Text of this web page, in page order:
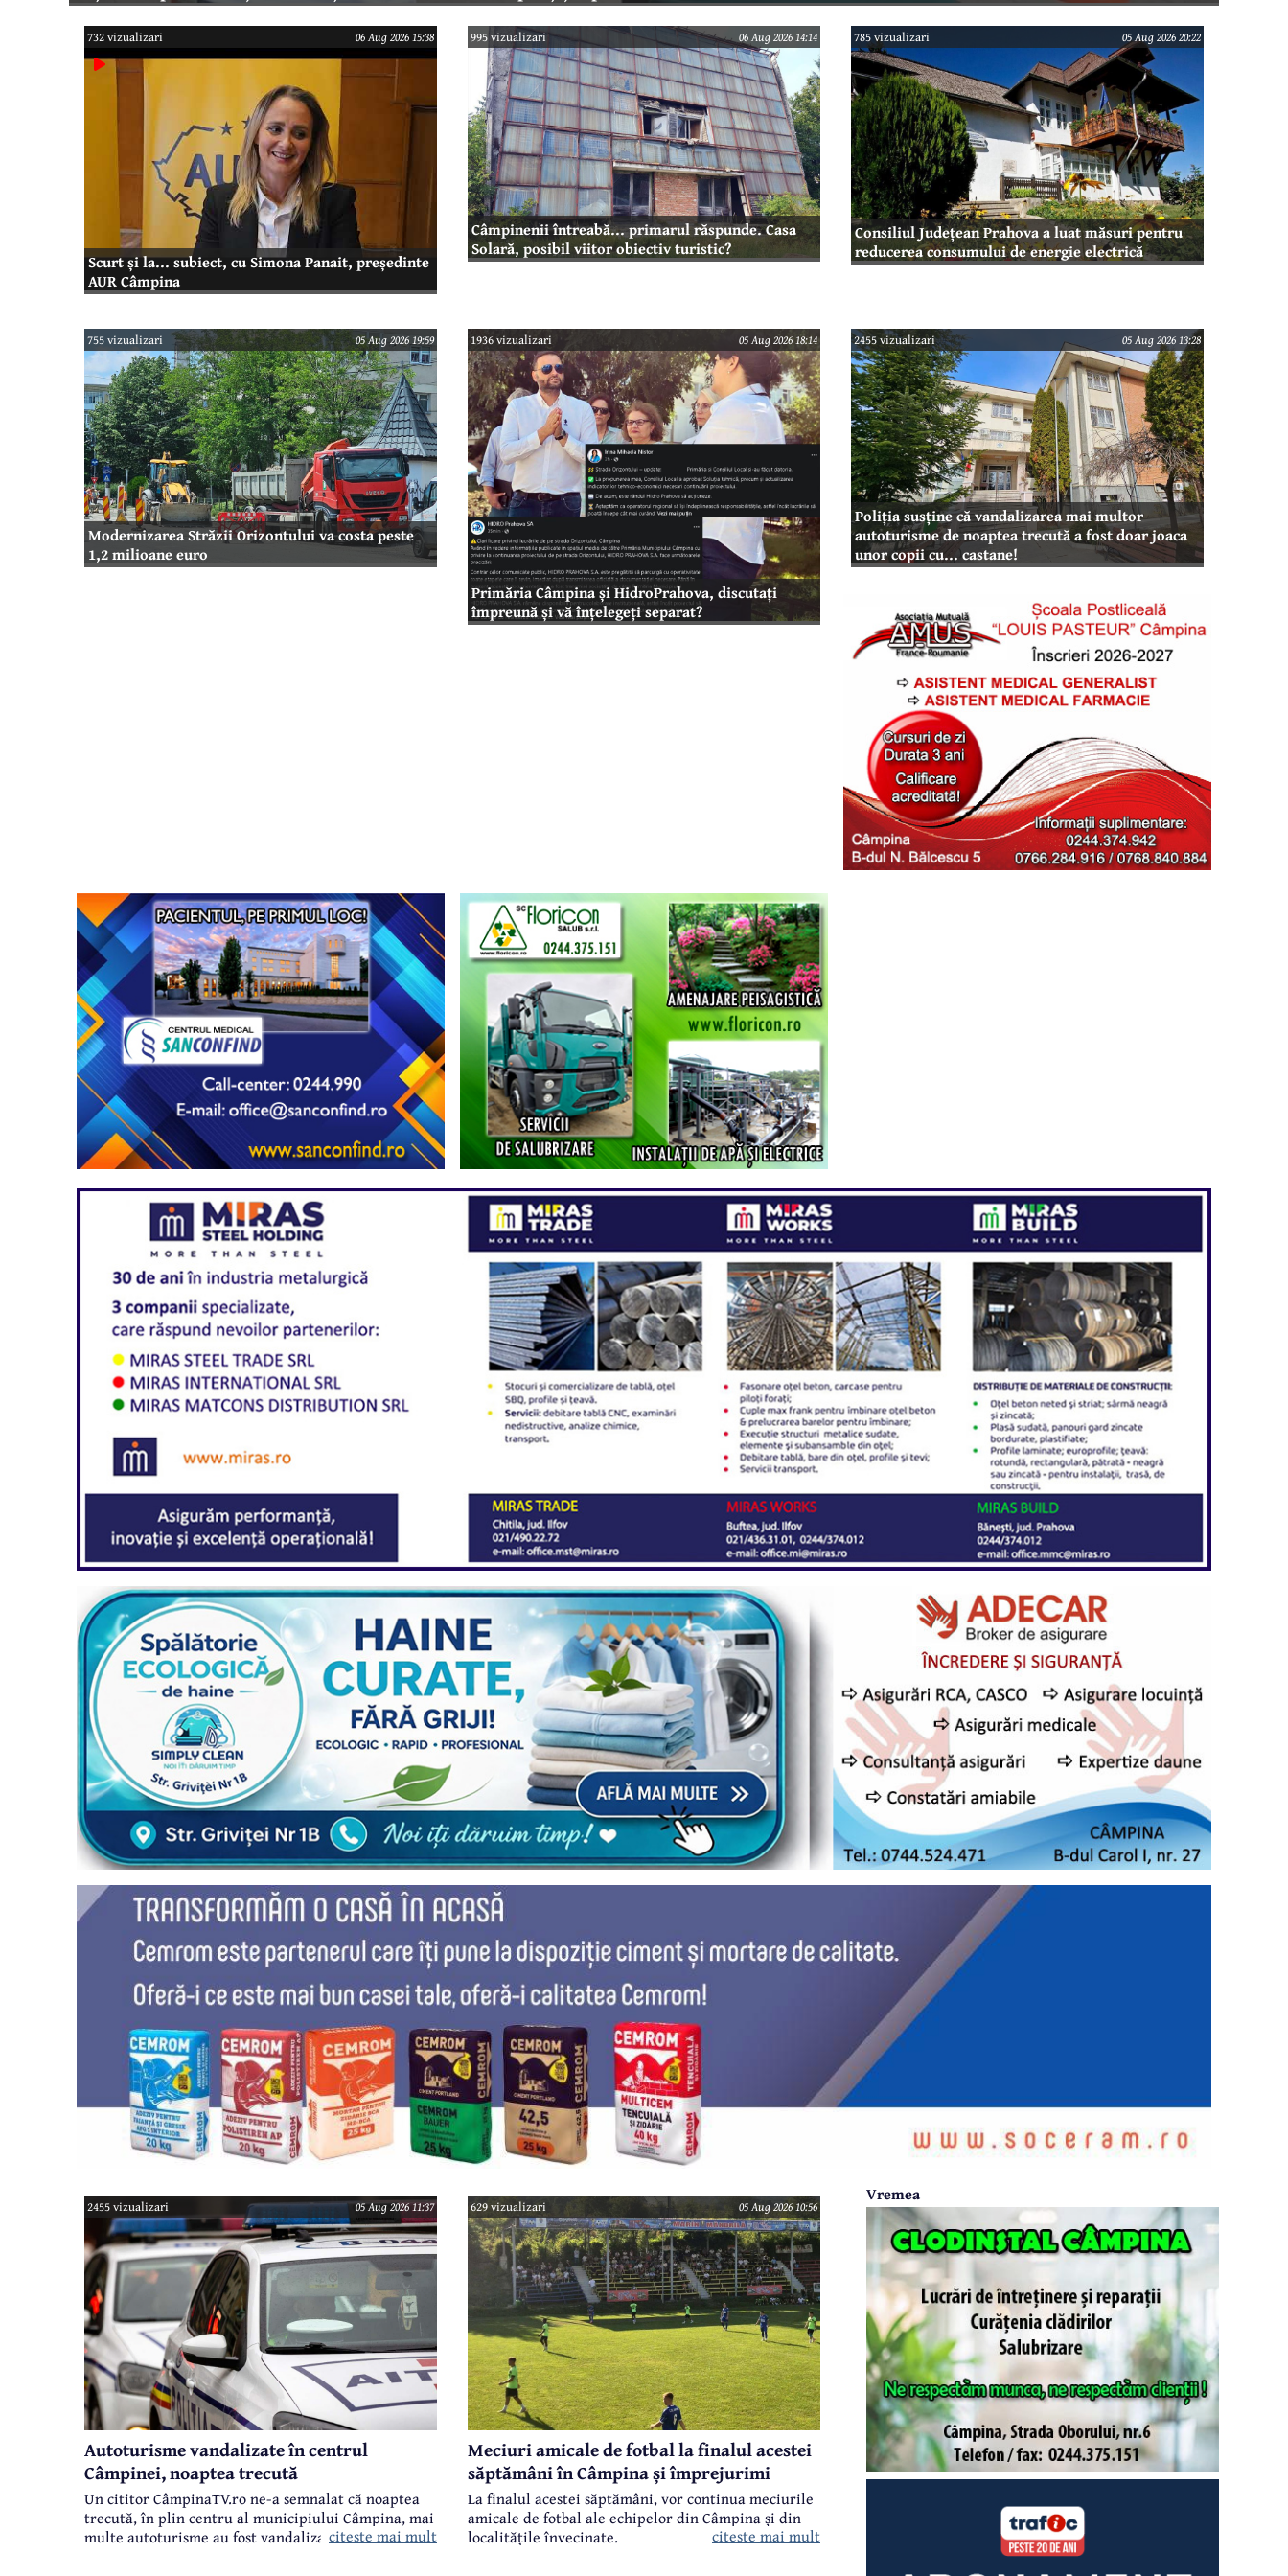
732 vizualizari 06 Aug 2026 15:38
Scurt și la... subiect, cu Simona Panait, președinte
AUR Câmpina
995 vizualizari 06 Aug 2026 14:14
Câmpinenii întreabă... primarul răspunde. Casa
Solară, posibil viitor obiectiv turistic?
785 vizualizari 05 Aug 2026 20:22
Consiliul Județean Prahova a luat măsuri pentru
reducerea consumului de energie electrică
755 vizualizari 05 Aug 2026 19:59
Modernizarea Străzii Orizontului va costa peste
1,2 milioane euro
1936 vizualizari 05 Aug 2026 18:14
Primăria Câmpina și HidroPrahova, discutați
împreună și vă înțelegeți separat?
2455 vizualizari 05 Aug 2026 13:28
Poliția susține că vandalizarea mai multor
autoturisme de noaptea trecută a fost doar joaca
unor copii cu... castane!
2455 vizualizari 05 Aug 2026 11:37
Autoturisme vandalizate în centrul
Câmpinei, noaptea trecută
Un cititor CâmpinaTV.ro ne-a semnalat că noaptea
trecută, în plin centru al municipiului Câmpina, mai
multe autoturisme au fost vandalizate. Cazul a ajuns
citeste mai mult
629 vizualizari 05 Aug 2026 10:56
Meciuri amicale de fotbal la finalul acestei
săptămâni în Câmpina și împrejurimi
La finalul acestei săptămâni, vor continua meciurile
amicale de fotbal ale echipelor din Câmpina și din
localitățile învecinate.
citeste mai mult
Vremea